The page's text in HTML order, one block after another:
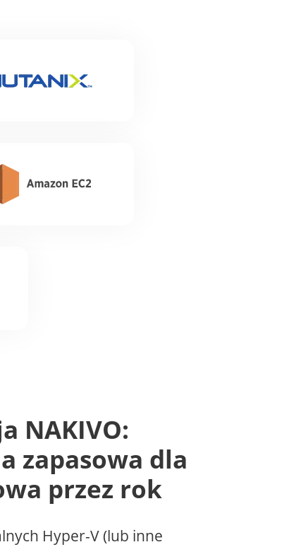
NAKIVO:
zapasowa dla
przez rok
Hyper-V (lub inne